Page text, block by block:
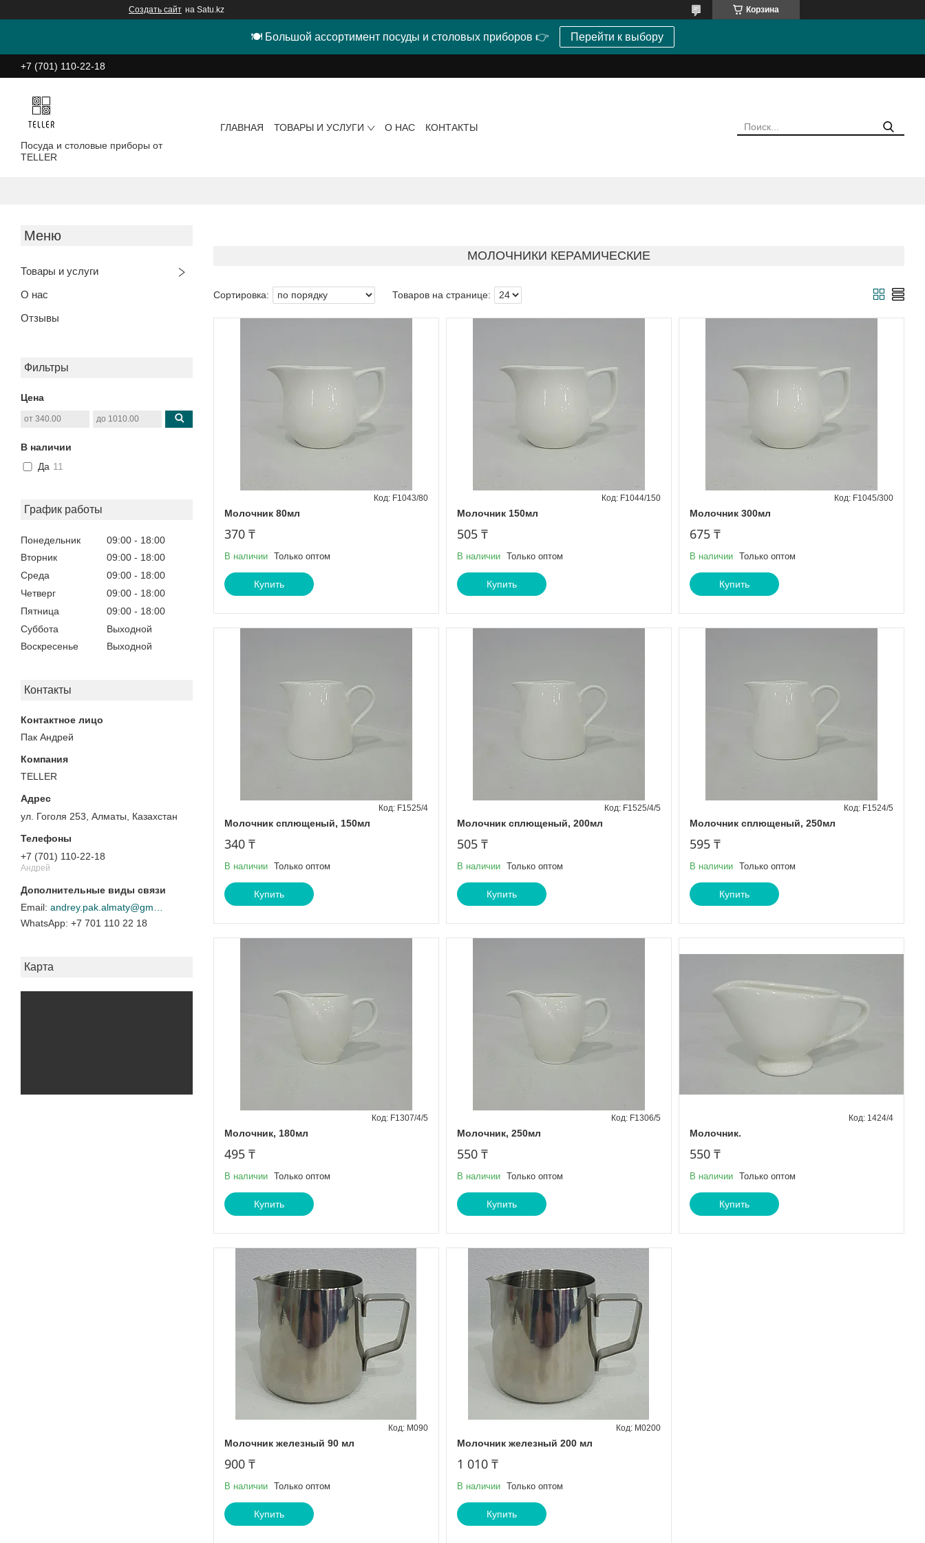
Создать сайт на Satu.kz Корзина
🍽 Большой ассортимент посуды и столовых приборов 👉 Перейти к выбору
+7 (701) 110-22-18
Посуда и столовые приборы от
TELLER
ГЛАВНАЯ ТОВАРЫ И УСЛУГИ О НАС КОНТАКТЫ
Товары и услуги
О нас
Отзывы
Фильтры
Цена
В наличии
Да 11
График работы
Понедельник 09:00
18:00
Вторник
09:00
18:00
Среда
09:00
18:00
Четверг
09:00
18:00
Пятница
09:00
18:00
Суббота
Выходной
Воскресенье
Выходной
Контакты
Пак Андрей
TELLER
ул. Гоголя 253, Алматы, Казахстан
+7 (701) 110-22-18
Андрей
+7 701 110 22 18
Карта
МОЛОЧНИКИ КЕРАМИЧЕСКИЕ
Молочник 80мл
F1043/80
370 ₸
В наличии Только оптом
Купить
Молочник 150мл
F1044/150
505 ₸
В наличии Только оптом
Купить
Молочник 300мл
F1045/300
675 ₸
В наличии Только оптом
Купить
Молочник сплющеный, 150мл
F1525/4
340 ₸
В наличии Только оптом
Купить
Молочник сплющеный, 200мл
F1525/4/5
505 ₸
В наличии Только оптом
Купить
Молочник сплющеный, 250мл
F1524/5
595 ₸
В наличии Только оптом
Купить
Молочник, 180мл
F1307/4/5
495 ₸
В наличии Только оптом
Купить
Молочник, 250мл
F1306/5
550 ₸
В наличии Только оптом
Купить
Молочник.
1424/4
550 ₸
В наличии Только оптом
Купить
Молочник железный 90 мл
M090
900 ₸
В наличии Только оптом
Купить
Молочник железный 200 мл
M0200
1 010 ₸
В наличии Только оптом
Купить